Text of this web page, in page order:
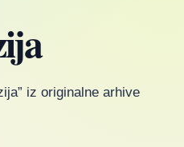
iz originalne arhive